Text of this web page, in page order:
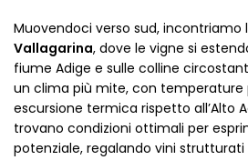
Muovendoci verso sud, incontriamo
Vallagarina, dove le vigne si
fiume Adige e sulle colline
un clima più mite, con temperature
escursione termica rispetto all’Alto
trovano condizioni ottimali per
potenziale, regalando vini strutturati